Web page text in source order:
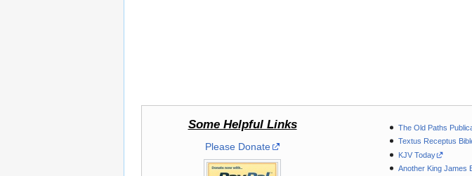
Some Helpful Links
Please Donate
The Old Paths
Textus Receptus
KJV Today
Another King James